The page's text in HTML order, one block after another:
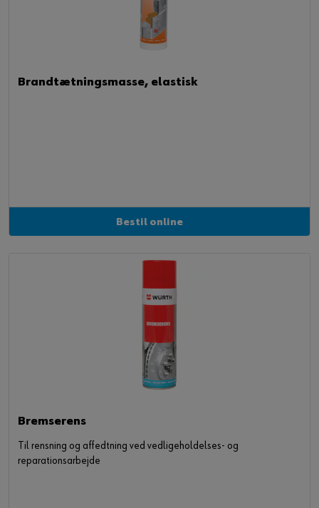
Brandtætningsmasse, elastisk
Bestil online
Bremserens
Til rensning og affedtning ved vedligeholdelses- og
reparationsarbejde